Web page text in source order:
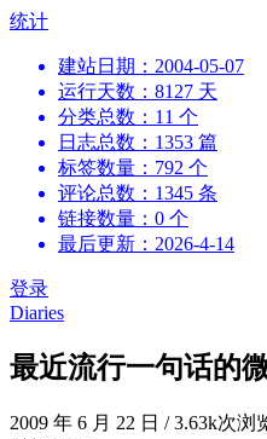
跳
统计
建站日期：2004-05-07
运行天数：8127 天
分类总数：11 个
日志总数：1353 篇
标签数量：792 个
评论总数：1345 条
链接数量：0 个
最后更新：2026-4-14
登录
Diaries
最近流行一句话的
2009 年 6 月 22 日 /3.63k次浏